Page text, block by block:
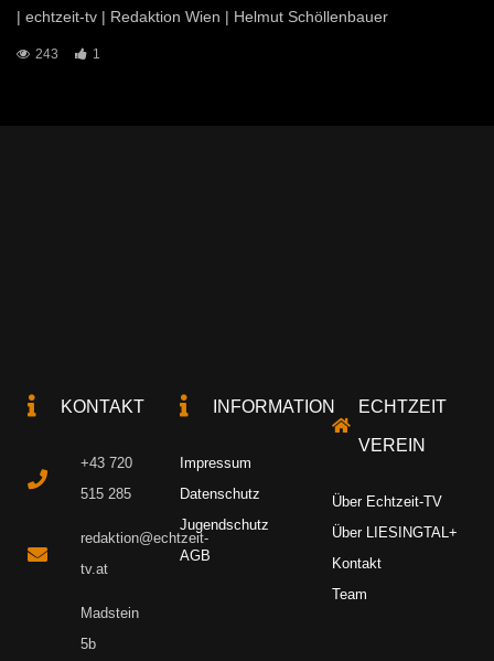
| echtzeit-tv | Redaktion Wien | Helmut Schöllenbauer
243 1
KONTAKT
+43 720
515 285
redaktion@echtzeit-
tv.at
Madstein
5b
INFORMATION
Impressum
Datenschutz
Jugendschutz
AGB
ECHTZEIT
VEREIN
Über Echtzeit-TV
Über LIESINGTAL+
Kontakt
Team